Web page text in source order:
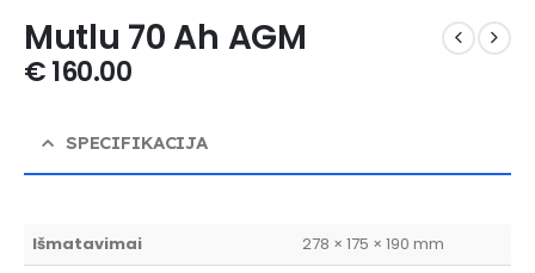
Mutlu 70 Ah AGM
€160.00
SPECIFIKACIJA
Išmatavimai
278 × 175 × 190 mm